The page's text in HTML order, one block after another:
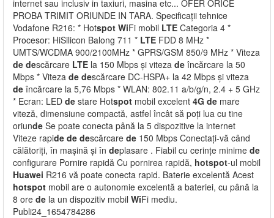
internet sau inclusiv in taxiuri, masina etc... OFER ORICE
PROBA TRIMIT ORIUNDE IN TARA. Specificații tehnice
Vodafone R216: * Hotspot WiFi mobil LTE Categoria 4 *
Procesor: HiSilicon Balong 711 * LTE FDD 8 MHz *
UMTS/WCDMA 900/2100MHz * GPRS/GSM 850/9 MHz * Viteza
de descărcare LTE la 150 Mbps și viteza de încărcare la 50
Mbps * Viteza de descărcare DC-HSPA+ la 42 Mbps și viteza
de încărcare la 5,76 Mbps * WLAN: 802.11 a/b/g/n, 2.4 + 5 GHz
* Ecran: LED de stare Hotspot mobil excelent 4G de mare
viteză, dimensiune compactă, astfel încât să poți lua cu tine
oriunde Se poate conecta până la 5 dispozitive la internet
Viteze rapide de descărcare de 150 Mbps Conectați-vă când
călătoriți, în mașină și în deplasare . Fiabil cu cerințe minime de
configurare Pornire rapidă Cu pornirea rapidă, hotspot-ul mobil
Huawei R216 vă poate conecta rapid. Baterie excelentă Acest
hotspot mobil are o autonomie excelentă a bateriei, cu până la
8 ore de la un dispozitiv mobil WiFi mediu.
Publi24_1654784286